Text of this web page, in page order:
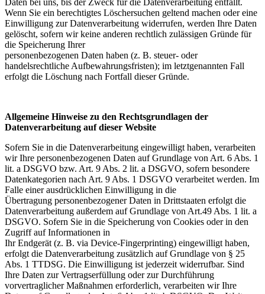
Wenn Sie ein berechtigtes Löschersuchen geltend machen oder eine
Einwilligung zur Datenverarbeitung widerrufen, werden Ihre Daten
gelöscht, sofern wir keine anderen rechtlich zulässigen Gründe für
die Speicherung Ihrer
personenbezogenen Daten haben (z. B. steuer- oder
handelsrechtliche Aufbewahrungsfristen); im letztgenannten Fall
erfolgt die Löschung nach Fortfall dieser Gründe.
Allgemeine Hinweise zu den Rechtsgrundlagen der
Datenverarbeitung auf dieser Website
Sofern Sie in die Datenverarbeitung eingewilligt haben, verarbeiten
wir Ihre personenbezogenen Daten auf Grundlage von Art. 6 Abs. 1
lit. a DSGVO bzw. Art. 9 Abs. 2 lit. a DSGVO, sofern besondere
Datenkategorien nach Art. 9 Abs. 1 DSGVO verarbeitet werden. Im
Falle einer ausdrücklichen Einwilligung in die
Übertragung personenbezogener Daten in Drittstaaten erfolgt die
Datenverarbeitung außerdem auf Grundlage von Art.49 Abs. 1 lit. a
DSGVO. Sofern Sie in die Speicherung von Cookies oder in den
Zugriff auf Informationen in
Ihr Endgerät (z. B. via Device-Fingerprinting) eingewilligt haben,
erfolgt die Datenverarbeitung zusätzlich auf Grundlage von § 25
Abs. 1 TTDSG. Die Einwilligung ist jederzeit widerrufbar. Sind
Ihre Daten zur Vertragserfüllung oder zur Durchführung
vorvertraglicher Maßnahmen erforderlich, verarbeiten wir Ihre